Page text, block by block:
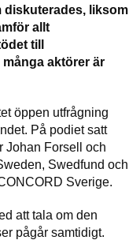
diskuterades, liksom
allt
till
aktörer är
öppen utfrågning
På podiet satt
Johan Forsell och
Swedfund och
Sverige.
att tala om den
pågår samtidigt.